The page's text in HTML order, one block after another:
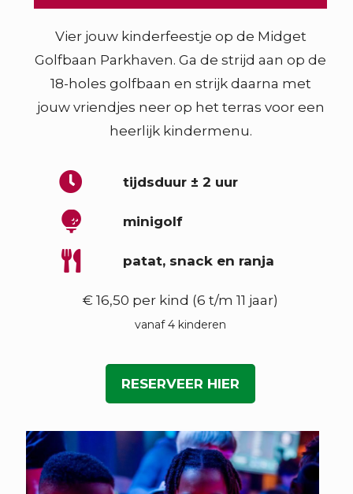
Vier jouw kinderfeestje op de Midget
Golfbaan Parkhaven. Ga de strijd aan op de
18-holes golfbaan en strijk daarna met
jouw vriendjes neer op het terras voor een
heerlijk kindermenu.
tijdsduur ± 2 uur
minigolf
patat, snack en ranja
€ 16,50 per kind (6 t/m 11 jaar)
vanaf 4 kinderen
RESERVEER HIER